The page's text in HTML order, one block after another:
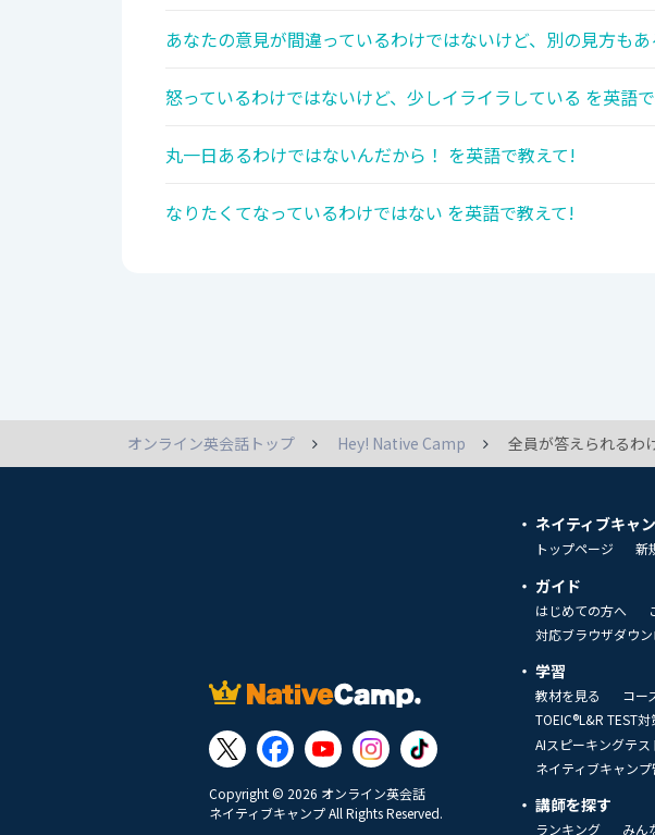
あなたの意見が間違っているわけではないけど、別の見方も
怒っているわけではないけど、少しイライラしている を英語
丸一日あるわけではないんだから！ を英語で教えて!
なりたくてなっているわけではない を英語で教えて!
オンライン英会話トップ Hey! Native Camp 全員が答えられるわ
Copyright © 2026 オンライン英会話
ネイティブキャンプ All Rights Reserved.
ネイティブキャ
トップページ 新
ガイド
はじめての方へ
対応ブラウザダウ
学習
教材を見る コー
TOEIC®L&R TEST対
AIスピーキングテス
ネイティブキャン
講師を探す
ランキング みん